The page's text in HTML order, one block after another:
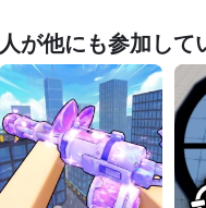
人が他にも参加して